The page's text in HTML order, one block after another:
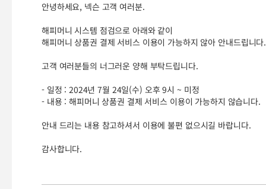
안녕하세요, 넥슨 고객 여러분.
해피머니 시스템 점검으로 아래와 같이
해피머니 상품권 결제 서비스 이용이 가능하지 않아 안내드립니다.
고객 여러분들의 너그러운 양해 부탁드립니다.
- 일정 : 2024년 7월 24일(수) 오후 9시 ~ 미정
- 내용 : 해피머니 상품권 결제 서비스 이용이 가능하지 않습니다.
안내 드리는 내용 참고하셔서 이용에 불편 없으시길 바랍니다.
감사합니다.